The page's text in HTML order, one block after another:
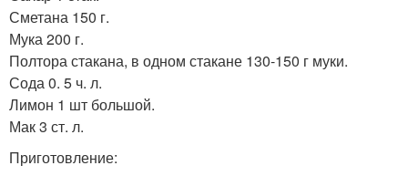
Сметана 150 г.
Мука 200 г.
Полтора стакана, в одном стакане 130-150 г муки.
Сода 0. 5 ч. л.
Лимон 1 шт большой.
Мак 3 ст. л.
Приготовление: